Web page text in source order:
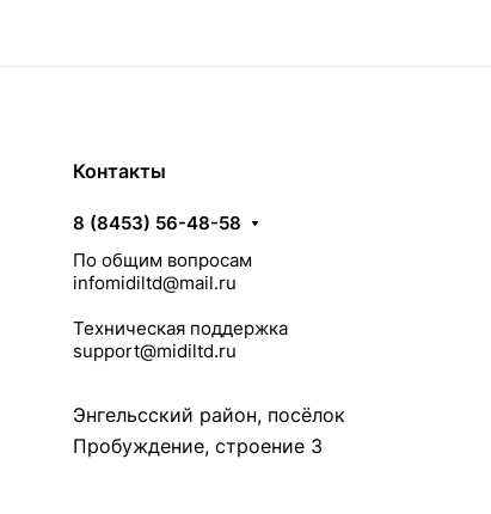
Контакты
8 (8453) 56-48-58
По общим вопросам
infomidiltd@mail.ru
Техническая поддержка
support@midiltd.ru
Энгельсский район, посёлок
Пробуждение, строение 3